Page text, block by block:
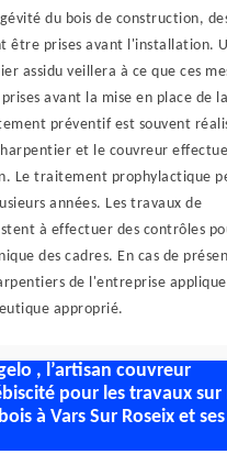
du bois de construction,
être prises avant l'installation.
assidu veillera à ce que ces
avant la mise en place de la
préventif est souvent
et le couvreur
Le traitement prophylactique
années. Les travaux de
à effectuer des contrôles
des cadres. En cas de
de l'entreprise
approprié.
, l’artisan couvreur
pour les travaux sur
à Vars Sur Roseix et ses